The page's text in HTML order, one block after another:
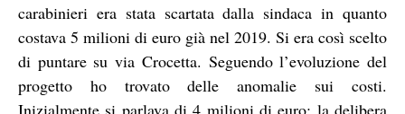
carabinieri era stata scartata dalla sindaca in quanto
costava 5 milioni di euro già nel 2019. Si era così scelto
di puntare su via Crocetta. Seguendo l’evoluzione del
progetto ho trovato delle anomalie sui costi.
Inizialmente si parlava di 4 milioni di euro; la delibera